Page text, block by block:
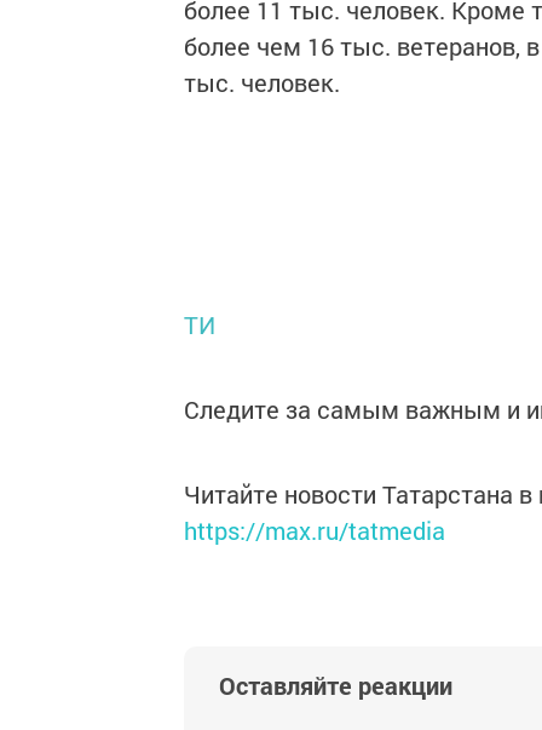
более 11 тыс. человек. Кроме
более чем 16 тыс. ветеранов,
тыс. человек.
ТИ
Следите за самым важным и
Читайте новости Татарстана
https://max.ru/tatmedia
Оставляйте реакции